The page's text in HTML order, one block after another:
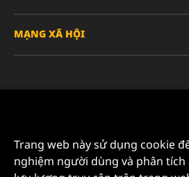
XE HÀNH KHÁCH VÀ XE TẢI NHẸ
VỀ CHÚNG TÔI
SỰ NGHIỆP
MẠNG XÃ HỘI
Facebook
YouTube
Trang web này sử dụng cookie
nghiệm người dùng và phân